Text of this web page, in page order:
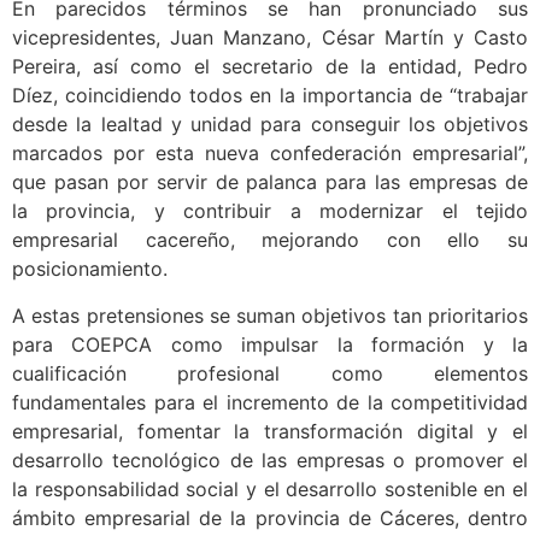
En parecidos términos se han pronunciado sus
vicepresidentes, Juan Manzano, César Martín y Casto
Pereira, así como el secretario de la entidad, Pedro
Díez, coincidiendo todos en la importancia de “trabajar
desde la lealtad y unidad para conseguir los objetivos
marcados por esta nueva confederación empresarial”,
que pasan por servir de palanca para las empresas de
la provincia, y contribuir a modernizar el tejido
empresarial cacereño, mejorando con ello su
posicionamiento.
A estas pretensiones se suman objetivos tan prioritarios
para COEPCA como impulsar la formación y la
cualificación profesional como elementos
fundamentales para el incremento de la competitividad
empresarial, fomentar la transformación digital y el
desarrollo tecnológico de las empresas o promover el
la responsabilidad social y el desarrollo sostenible en el
ámbito empresarial de la provincia de Cáceres, dentro